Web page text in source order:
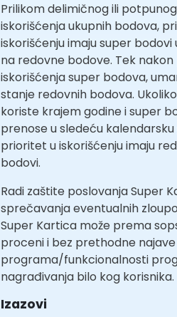
Prilikom delimičnog ili potpunog
iskorišćenja ukupnih bodova,
iskorišćenju imaju super bodovi
na redovne bodove. Tek
iskorišćenja super bodova,
stanje redovnih bodova.
koriste krajem godine i super
prenose u sledeću kalendarsku
prioritet u iskorišćenju imaju
bodovi.
Radi zaštite poslovanja Super
sprečavanja eventualnih
Super Kartica može prema
proceni i bez prethodne najave
programa/funkcionalnosti
nagrađivanja bilo kog korisnika.
Izazovi